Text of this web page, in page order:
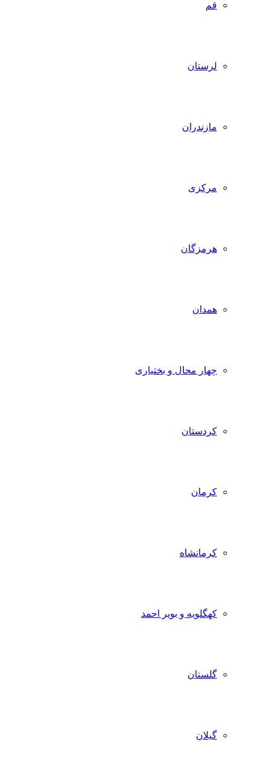
قم
لرستان
مازندران
مرکزی
هرمزگان
همدان
چهار محال و بختیاری
کردستان
کرمان
کرمانشاه
کهگلویه و بویر احمد
گلستان
گیلان